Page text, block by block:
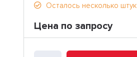
Осталось несколько штук
Цена по запросу